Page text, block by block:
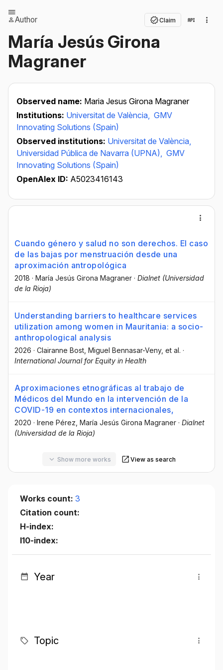
Author Claim
María Jesús Girona
Magraner
Observed name: Maria Jesus Girona Magraner
Institutions: Universitat de València, GMV
Innovating Solutions (Spain)
Observed institutions: Universitat de València,
Universidad Pública de Navarra (UPNA), GMV
Innovating Solutions (Spain)
OpenAlex ID: A5023416143
Cuando género y salud no son derechos. El caso
de las bajas por menstruación desde una
aproximación antropológica
2018 · María Jesús Girona Magraner · Dialnet (Universidad
de la Rioja)
Understanding barriers to healthcare services
utilization among women in Mauritania: a socio-
anthropological analysis
2026 · Clairanne Bost , Miguel Bennasar-Veny, et al. ·
International Journal for Equity in Health
Aproximaciones etnográficas al trabajo de
Médicos del Mundo en la intervención de la
COVID-19 en contextos internacionales,
2020 · Irene Pérez , María Jesús Girona Magraner · Dialnet
(Universidad de la Rioja)
Show more works View as search
Works count: 3
Citation count:
H-index:
I10-index:
Year
Topic